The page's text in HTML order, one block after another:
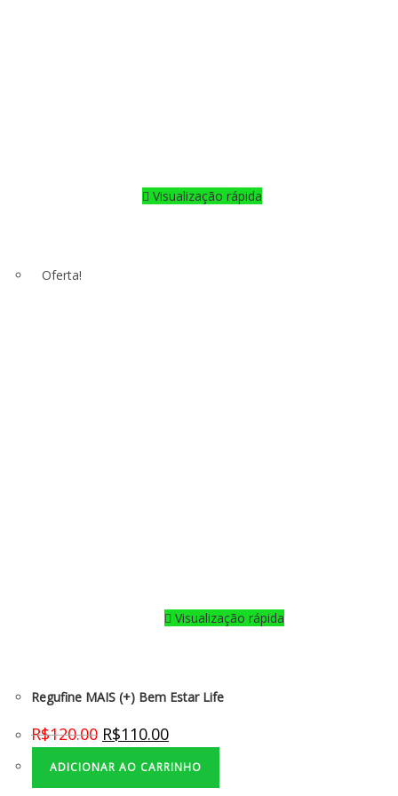
Visualização rápida
Oferta!
Visualização rápida
Regufine MAIS (+) Bem Estar Life
R$120.00 R$110.00
ADICIONAR AO CARRINHO